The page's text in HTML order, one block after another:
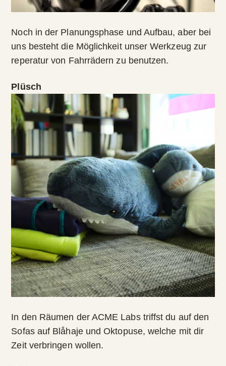
Noch in der Planungsphase und Aufbau, aber bei
uns besteht die Möglichkeit unser Werkzeug zur
reperatur von Fahrrädern zu benutzen.
Plüsch
In den Räumen der ACME Labs triffst du auf den
Sofas auf Blåhaje und Oktopuse, welche mit dir
Zeit verbringen wollen.